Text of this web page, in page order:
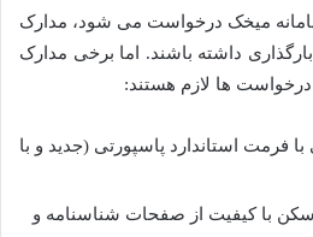
میخک درخواست می شود، مدارک
داشته باشند. اما برخی مدارک
ها لازم هستند:
فرمت استاندارد پاسپورتی (جدید و با
با کیفیت از صفحات شناسنامه و